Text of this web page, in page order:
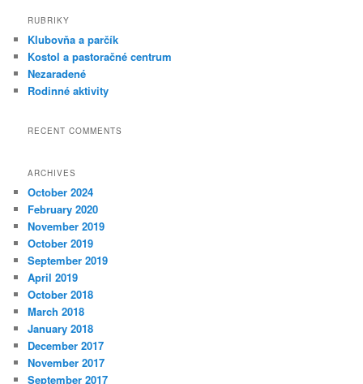
RUBRIKY
Klubovňa a parčík
Kostol a pastoračné centrum
Nezaradené
Rodinné aktivity
RECENT COMMENTS
ARCHIVES
October 2024
February 2020
November 2019
October 2019
September 2019
April 2019
October 2018
March 2018
January 2018
December 2017
November 2017
September 2017